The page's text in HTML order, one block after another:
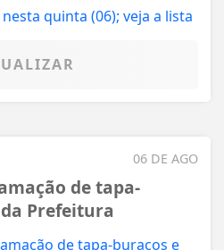
06 DE AGO
de tapa-
Prefeitura